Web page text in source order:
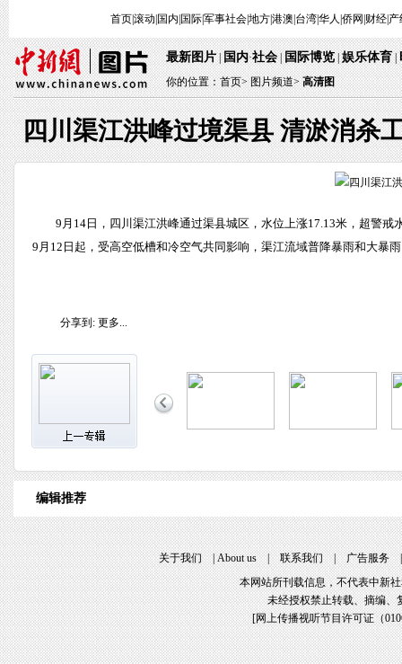
首页|滚动 国内 国际|军事社会|地方|港澳 台湾|华人 侨网 财经| 产
最新图片|国内·社会|国际博览|娱乐体育|
你的位置：首页>图片频道> 高清图
四川渠江洪峰过境渠县 清淤消杀
9月14日，四川渠江洪峰通过渠县城区，水位上涨17.13米，超警
9月12日起，受高空低槽和冷空气共同影响，渠江流域普降暴雨和大暴
分享到: 更多...
编辑推荐
关于我们|About us|联系我们|广告服务
本网站所刊载信息，不代表中新
未经授权禁止转载、摘编、
[网上传播视听节目许可证（